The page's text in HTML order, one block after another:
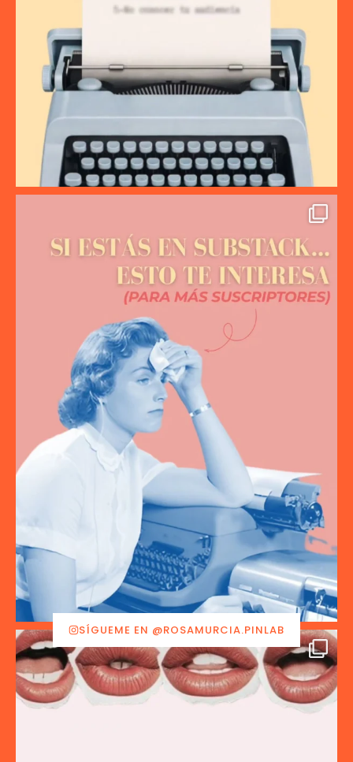
SÍGUEME EN @ROSAMURCIA.PINLAB